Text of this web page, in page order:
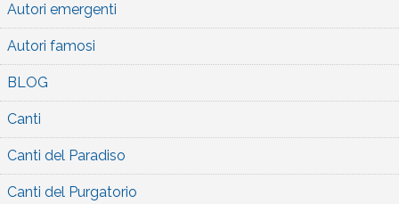
Autori emergenti
Autori famosi
BLOG
Canti
Canti del Paradiso
Canti del Purgatorio